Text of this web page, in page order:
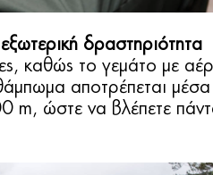
δραστηριότητα
καθώς το γεμάτο με
αποτρέπεται
m, ώστε να βλέπετε